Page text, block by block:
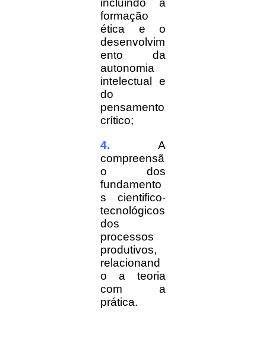
incluindo a
formação
ética e o
desenvolvim
ento da
autonomia
intelectual e
do
pensamento
crítico;
4. A
compreensã
o dos
fundamento
s cientifico-
tecnológicos
dos
processos
produtivos,
relacionand
o a teoria
com a
prática.